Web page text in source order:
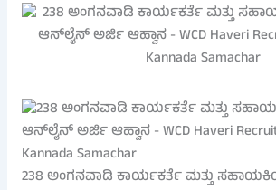
238 ಅಂಗನವಾಡಿ ಕಾರ್ಯಕರ್ತೆ ಮತ್ತು